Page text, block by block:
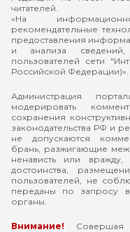
читателей.
«На
рекомендательные
предоставления
и анализа
пользователей сети
Российской Федерации)».
Администрация
модерировать
сохранения
законодательства РФ и
не допускаются
брань, разжигающие
ненависть или
достоинства,
пользователей, не
переданы по запросу
органы.
Внимание! Совершая